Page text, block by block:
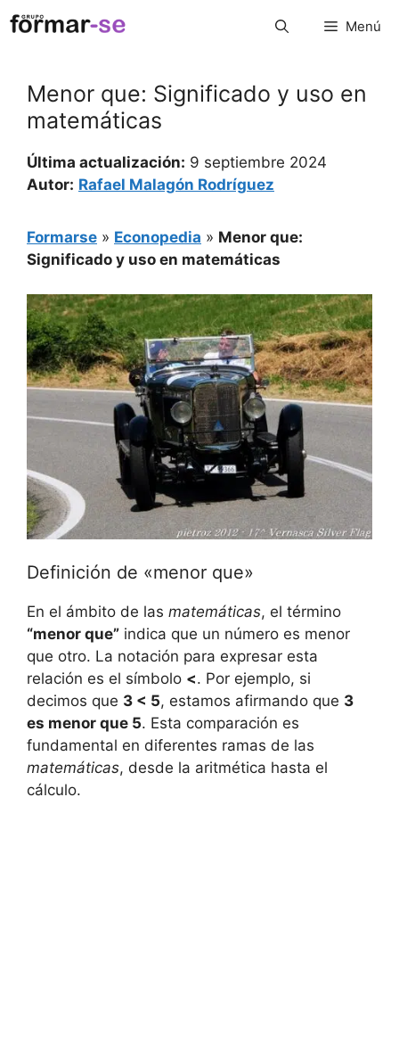
Saltar
al
Menú
Menor que: Significado y uso en
matemáticas
Última actualización: 9 septiembre 2024
Autor: Rafael Malagón Rodríguez
Formarse » Econopedia » Menor que:
Significado y uso en matemáticas
Definición de «menor que»
En el ámbito de las matemáticas, el término
“menor que” indica que un número es menor
que otro. La notación para expresar esta
relación es el símbolo <. Por ejemplo, si
decimos que 3 < 5, estamos afirmando que 3
es menor que 5. Esta comparación es
fundamental en diferentes ramas de las
matemáticas, desde la aritmética hasta el
cálculo.